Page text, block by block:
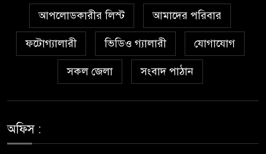
তোয়াক্কা করছেন না চুক্তিভিত্তিক
বিআইডব্লিউটিএর সহকারী সমন্বয়
কর্মকর্তা আহসান হাবীবের বিরুদ্ধে
কোটি কোটি টাকার অবৈধ সম্পদ
অর্জনের অভিযোগ!
দেহভোগ: অতিরিক্ত ডিআইজি
আপলোডকারীর লিস্ট আমাদের পরিবার
ফটোগ্যালারী ভিডিও গ্যালারী যোগাযোগ
সকল জেলা সংবাদ পাঠান
অফিস :